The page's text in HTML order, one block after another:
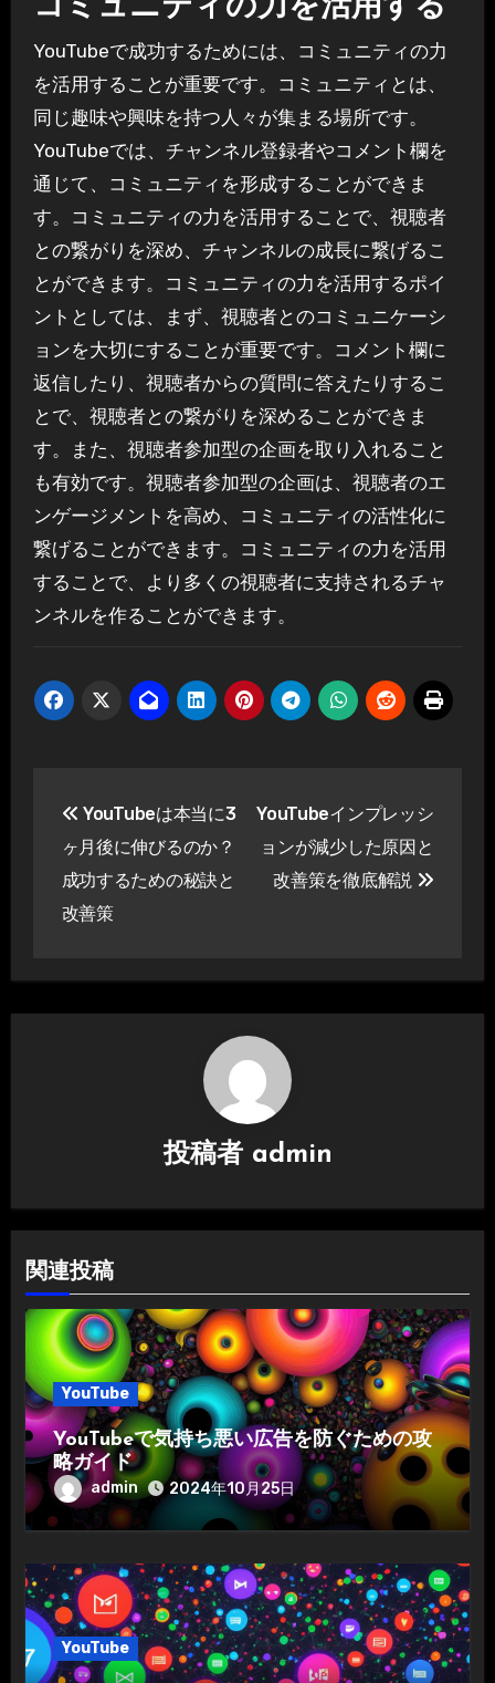
コミュニティの力を活用する
YouTubeで成功するためには、コミュニティの力
を活用することが重要です。コミュニティとは、
同じ趣味や興味を持つ人々が集まる場所です。
YouTubeでは、チャンネル登録者やコメント欄を
通じて、コミュニティを形成することができま
す。コミュニティの力を活用することで、視聴者
との繋がりを深め、チャンネルの成長に繋げるこ
とができます。コミュニティの力を活用するポイ
ントとしては、まず、視聴者とのコミュニケーシ
ョンを大切にすることが重要です。コメント欄に
返信したり、視聴者からの質問に答えたりするこ
とで、視聴者との繋がりを深めることができま
す。また、視聴者参加型の企画を取り入れること
も有効です。視聴者参加型の企画は、視聴者のエ
ンゲージメントを高め、コミュニティの活性化に
繋げることができます。コミュニティの力を活用
することで、より多くの視聴者に支持されるチャ
ンネルを作ることができます。
ナ
ビ
ー
YouTubeは本当に3
ヶ月後に伸びるのか？
成功するための秘訣と
改善策
YouTubeインプレッシ
ョンが減少した原因と
改善策を徹底解説
投稿者 admin
関連投稿
YouTube
YouTubeで気持ち悪い広告を防ぐための攻
略ガイド
admin 2024年10月25日
YouTube